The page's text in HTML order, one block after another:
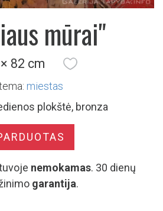
mūrai"
82 cm
miestas
plokštė, bronza
nemokamas. 30 dienų
garantija.